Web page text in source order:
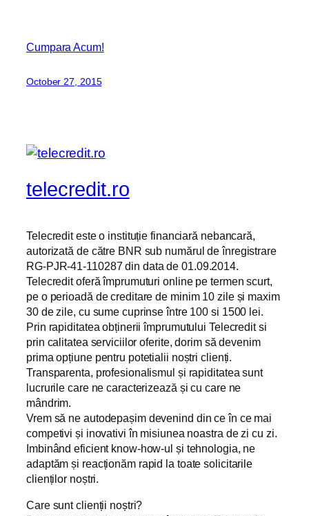
Cumpara Acum!
October 27, 2015
telecredit.ro
Telecredit este o instituție financiară nebancară,
autorizată de către BNR sub numărul de înregistrare
RG-PJR-41-110287 din data de 01.09.2014.
Telecredit oferă împrumuturi online pe termen scurt,
pe o perioadă de creditare de minim 10 zile și maxim
30 de zile, cu sume cuprinse între 100 si 1500 lei.
Prin rapiditatea obținerii împrumutului Telecredit si
prin calitatea serviciilor oferite, dorim să devenim
prima opțiune pentru potetialii noștri clienți.
Transparenta, profesionalismul și rapiditatea sunt
lucrurile care ne caracterizează și cu care ne
mândrim.
Vrem să ne autodepașim devenind din ce în ce mai
competivi și inovativi în misiunea noastra de zi cu zi.
Imbinând eficient know-how-ul și tehnologia, ne
adaptăm și reacționăm rapid la toate solicitarile
clienților noștri.
Care sunt clienții noștri?